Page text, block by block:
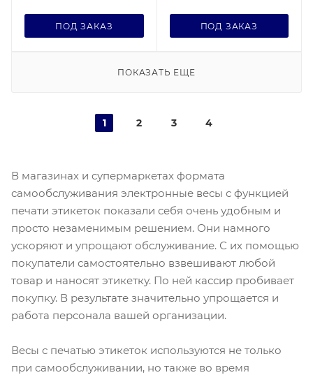
ПОД ЗАКАЗ ПОД ЗАКАЗ
ПОКАЗАТЬ ЕЩЕ
1 2 3 4
В магазинах и супермаркетах формата
самообслуживания электронные весы с функцией
печати этикеток показали себя очень удобным и
просто незаменимым решением. Они намного
ускоряют и упрощают обслуживание. С их помощью
покупатели самостоятельно взвешивают любой
товар и наносят этикетку. По ней кассир пробивает
покупку. В результате значительно упрощается и
работа персонала вашей организации.
Весы с печатью этикеток используются не только
при самообслуживании, но также во время